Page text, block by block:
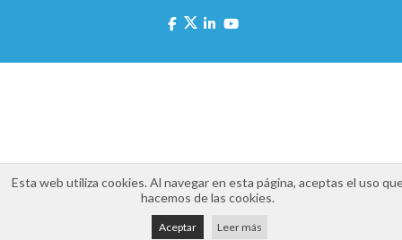
Esta web utiliza cookies. Al navegar en esta página, aceptas el uso
hacemos de las cookies.
Aceptar Leer más